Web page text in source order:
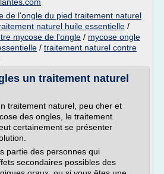
de l'ongle du pied traitement naturel
naturel huile essentielle /
mycose de l'ongle / mycose ongle
/ traitement naturel contre
un traitement naturel
traitement naturel, peu cher et
des ongles, le traitement
certainement se présenter
partie des personnes qui
secondaires possibles des